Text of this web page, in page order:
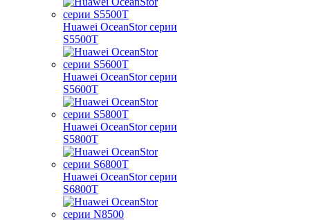
Huawei OceanStor серии
S5500T
Huawei OceanStor серии
S5600T
Huawei OceanStor серии
S5800T
Huawei OceanStor серии
S6800T